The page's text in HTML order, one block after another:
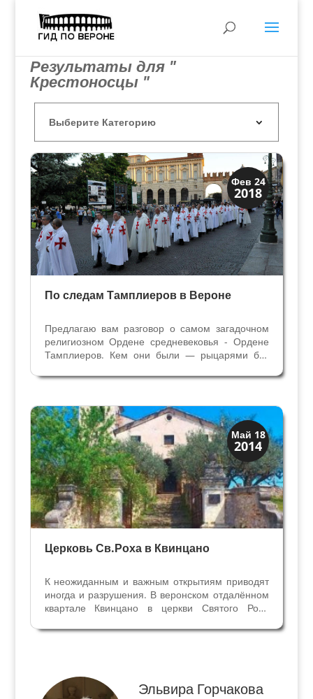
Результаты для "
Крестоносцы "
Фев 24
2018
Верона
Экскурсии
По следам Тамплиеров в Вероне
Предлагаю вам разговор о самом загадочном
религиозном Ордене средневековья - Ордене
Тамплиеров. Кем они были — рыцарями без
монахами? Еретиками или посвященными в
сражайся, как наши наши...
Май 18
2014
Скрытая Верона
Церкви
Церковь Св.Роха в Квинцано
К неожиданным и важным открытиям приводят
иногда и разрушения. В веронском отдалённом
квартале Квинцано в церкви Святого Роха
Под осыпавшимся слоем неожиданно
Эльвира Горчакова